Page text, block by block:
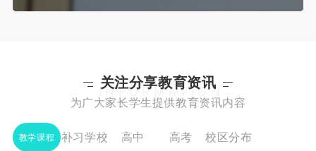
关注分享教育资讯
INFORMATION
为广大家长学生提供教育资讯内容
教学课程 补习学校 高中 高考 校区分布